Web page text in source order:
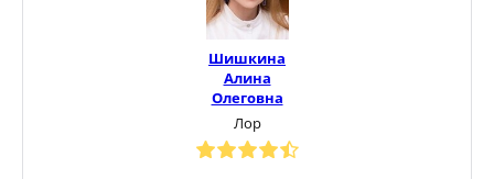
Шишкина
Алина
Олеговна
Лор